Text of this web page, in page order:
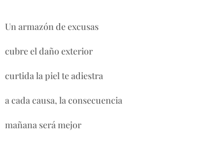
Un armazón de excusas
cubre el daño exterior
curtida la piel te adiestra
a cada causa, la consecuencia
mañana será mejor